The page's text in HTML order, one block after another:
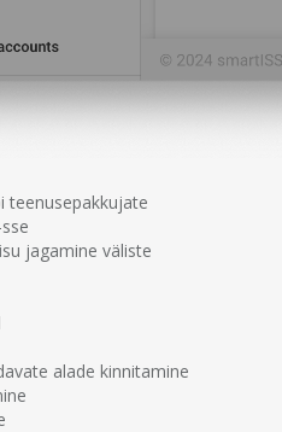
teenusepakkujate
jagamine väliste
alade kinnitamine